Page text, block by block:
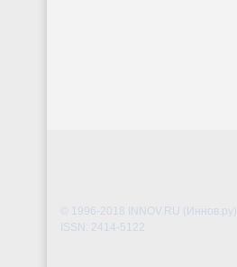
© 1996-2018 INNOV.RU (Иннов.ру)
ISSN: 2414-5122